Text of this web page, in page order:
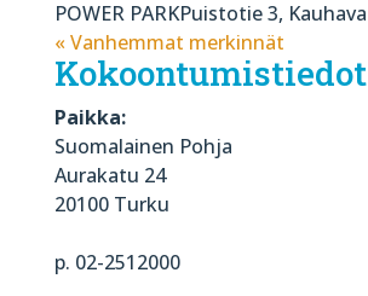
POWER PARKPuistotie 3, Kauhava
« Vanhemmat merkinnät
Kokoontumistiedot
Paikka:
Suomalainen Pohja
Aurakatu 24
20100 Turku
p. 02-2512000